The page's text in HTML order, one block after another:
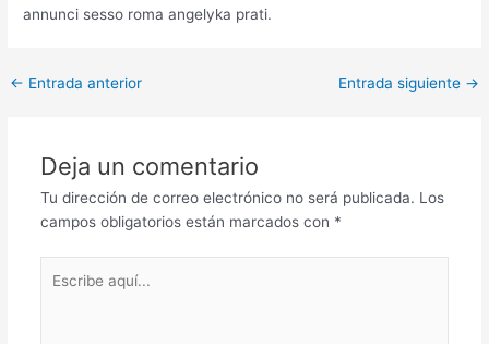
annunci sesso roma angelyka prati.
Post
← Entrada anterior Entrada siguiente →
Deja un comentario
Tu dirección de correo electrónico no será publicada. Los
campos obligatorios están marcados con *
aquí...